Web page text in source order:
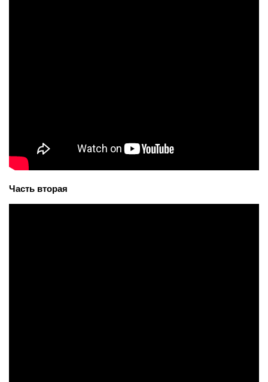
Часть вторая